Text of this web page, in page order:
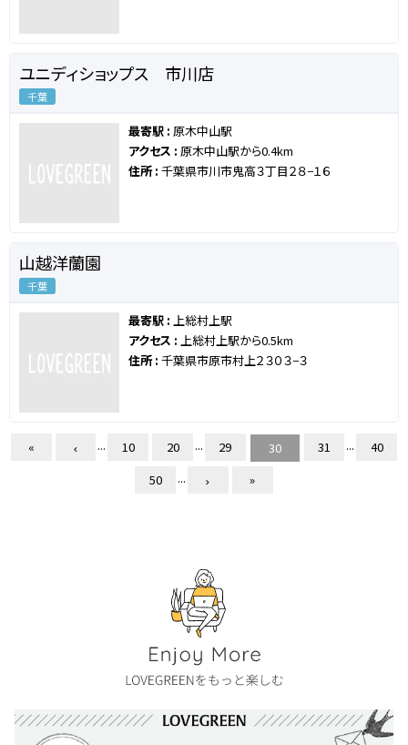
ユニディショップス 市川店
千葉
最寄駅 : 原木中山駅
アクセス : 原木中山駅から0.4km
住所 : 千葉県市川市鬼高３丁目２８−１６
山越洋蘭園
千葉
最寄駅 : 上総村上駅
アクセス : 上総村上駅から0.5km
住所 : 千葉県市原市村上２３０３−３
« ... 10 20 ... 29 30 31 ...
40
50
... »